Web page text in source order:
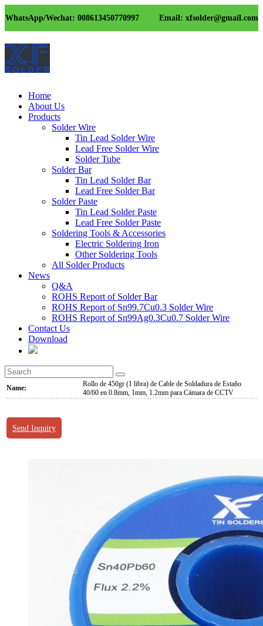
WhatsApp/Wechat: 008613450770997 Email: xfsolder@gmail.com
Home
About Us
Products
Solder Wire
Tin Lead Solder Wire
Lead Free Solder Wire
Solder Tube
Solder Bar
Tin Lead Solder Bar
Lead Free Solder Bar
Solder Paste
Tin Lead Solder Paste
Lead Free Solder Paste
Soldering Tools & Accessories
Electric Soldering Iron
Other Soldering Tools
All Solder Products
News
Q&A
ROHS Report of Solder Bar
ROHS Report of Sn99.7Cu0.3 Solder Wire
ROHS Report of Sn99Ag0.3Cu0.7 Solder Wire
Contact Us
Download
Name:
Rollo de 450gr (1 libra) de Cable de Soldadura de Estaño
40/60 en 0.8mm, 1mm, 1.2mm para Cámara de CCTV
Send Inquiry